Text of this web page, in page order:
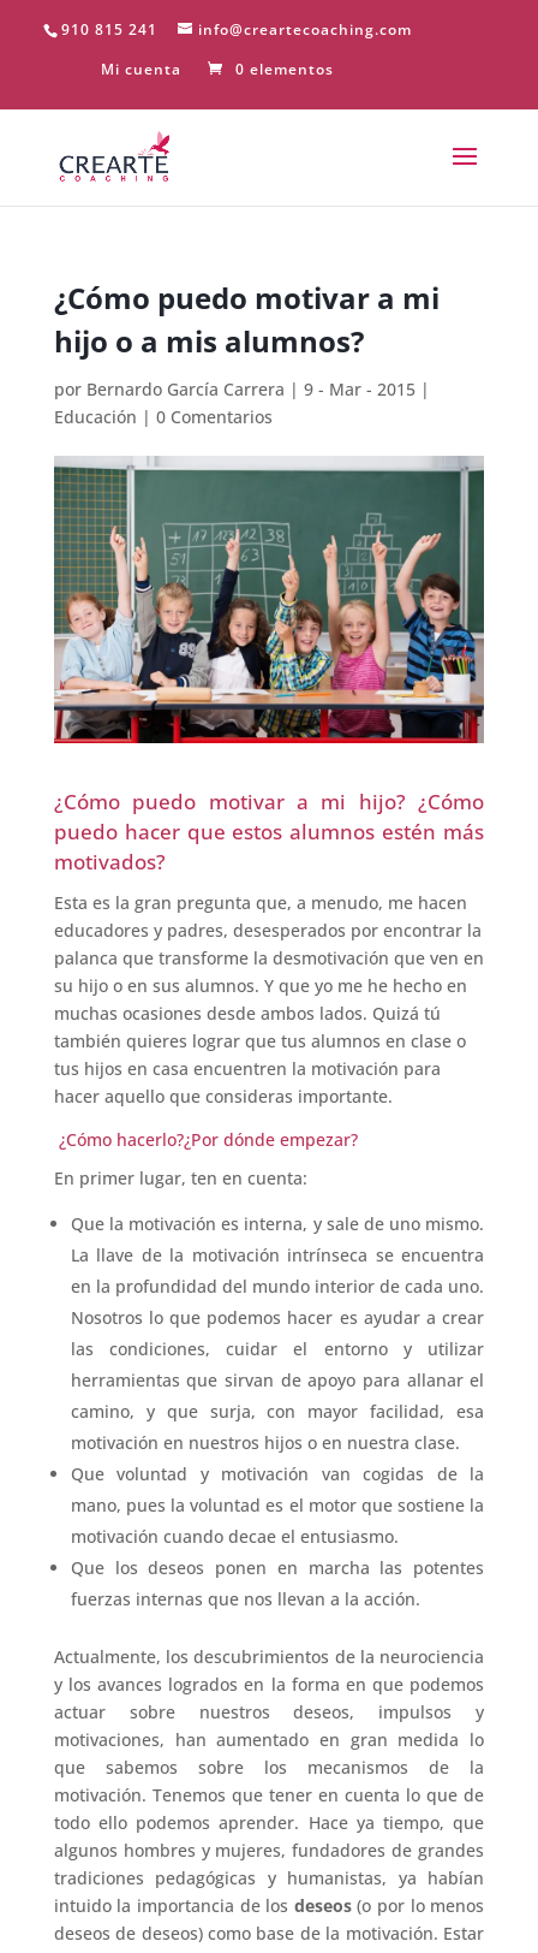
910 815 241
info@creartecoaching.com
Mi cuenta
0 elementos
¿Cómo puedo motivar a mi
hijo o a mis alumnos?
por Bernardo García Carrera | 9 - Mar - 2015|
Educación | 0 Comentarios
¿Cómo puedo motivar a mi hijo? ¿Cómo
puedo hacer que estos alumnos estén más
motivados?
Esta es la gran pregunta que, a menudo, me hacen
educadores y padres, desesperados por encontrar la
palanca que transforme la desmotivación que ven en
su hijo o en sus alumnos. Y que yo me he hecho en
muchas ocasiones desde ambos lados. Quizá tú
también quieres lograr que tus alumnos en clase o
tus hijos en casa encuentren la motivación para
hacer aquello que consideras importante.
¿Cómo hacerlo?¿Por dónde empezar?
En primer lugar, ten en cuenta:
Que la motivación es interna, y sale de uno mismo.
La llave de la motivación intrínseca se encuentra
en la profundidad del mundo interior de cada uno.
Nosotros lo que podemos hacer es ayudar a crear
las condiciones, cuidar el entorno y utilizar
herramientas que sirvan de apoyo para allanar el
camino, y que surja, con mayor facilidad, esa
motivación en nuestros hijos o en nuestra clase.
Que voluntad y motivación van cogidas de la
mano, pues la voluntad es el motor que sostiene la
motivación cuando decae el entusiasmo.
Que los deseos ponen en marcha las potentes
fuerzas internas que nos llevan a la acción.
Actualmente, los descubrimientos de la neurociencia
y los avances logrados en la forma en que podemos
actuar sobre nuestros deseos, impulsos y
motivaciones, han aumentado en gran medida lo
que sabemos sobre los mecanismos de la
motivación. Tenemos que tener en cuenta lo que de
todo ello podemos aprender. Hace ya tiempo, que
algunos hombres y mujeres, fundadores de grandes
tradiciones pedagógicas y humanistas, ya habían
intuido la importancia de los deseos(o por lo menos
deseos de deseos) como base de la motivación. Estar